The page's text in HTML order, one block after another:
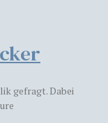
gefragt. Dabei